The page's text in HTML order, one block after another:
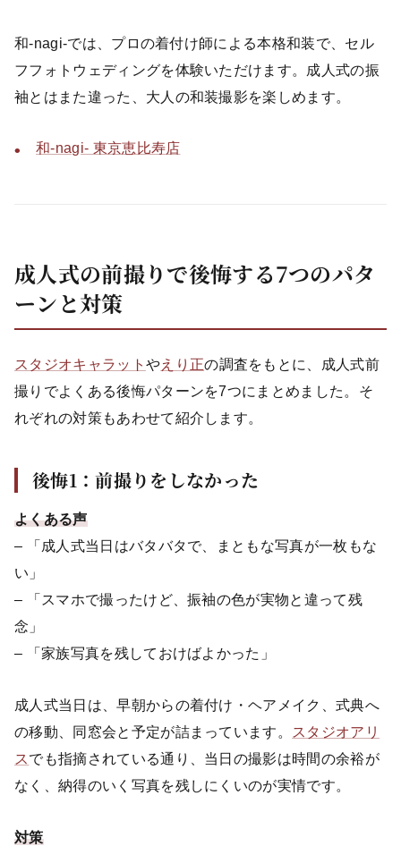
和-nagi-では、プロの着付け師による本格和装で、セル
フフォトウェディングを体験いただけます。成人式の振
袖とはまた違った、大人の和装撮影を楽しめます。
和-nagi- 東京恵比寿店
成人式の前撮りで後悔する7つのパタ
ーンと対策
スタジオキャラット やえり正の調査をもとに、成人式前
撮りでよくある後悔パターンを7つにまとめました。そ
れぞれの対策もあわせて紹介します。
後悔1：前撮りをしなかった
よくある声
– 「成人式当日はバタバタで、まともな写真が一枚もな
い」
– 「スマホで撮ったけど、振袖の色が実物と違って残
念」
– 「家族写真を残しておけばよかった」
成人式当日は、早朝からの着付け・ヘアメイク、式典へ
の移動、同窓会と予定が詰まっています。
スタジオアリ
スでも指摘されている通り、当日の撮影は時間の余裕が
なく、納得のいく写真を残しにくいのが実情です。
対策